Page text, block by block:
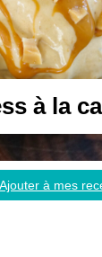
à la
Ajouter à mes